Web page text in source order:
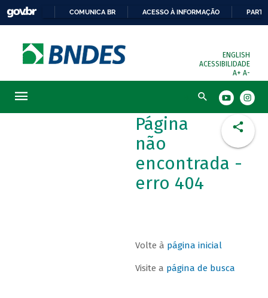
COMUNICA BR ACESSO À INFORMAÇÃO
ENGLISH
ACESSIBILIDADE
A+ A-
Busca
Página
não
encontrada -
erro 404
Volte à página inicial
Visite a página de busca